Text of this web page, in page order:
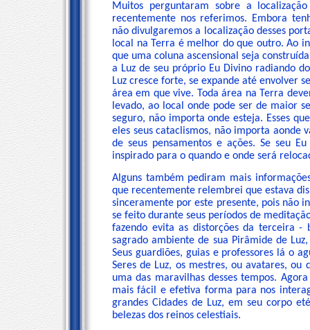
Muitos perguntaram sobre a
recentemente nos referimos. Embora
não divulgaremos a localização desses
local na Terra é melhor do que outro. Ao
que uma coluna ascensional seja
a Luz de seu próprio Eu Divino radiando
Luz cresce forte, se expande até envolver
área em que vive. Toda área na Terra
levado, ao local onde pode ser de maior
seguro, não importa onde esteja. Esses
eles seus cataclismos, não importa aonde
de seus pensamentos e ações. Se seu
inspirado para o quando e onde será
Alguns também pediram mais
que recentemente relembrei que estava
sinceramente por este presente, pois não
se feito durante seus períodos de
fazendo evita as distorções da terceira -
sagrado ambiente de sua Pirâmide de
Seus guardiões, guias e professores lá o
Seres de Luz, os mestres, ou avatares,
uma das maravilhas desses tempos.
mais fácil e efetiva forma para nos
grandes Cidades de Luz, em seu corpo
belezas dos reinos celestiais.